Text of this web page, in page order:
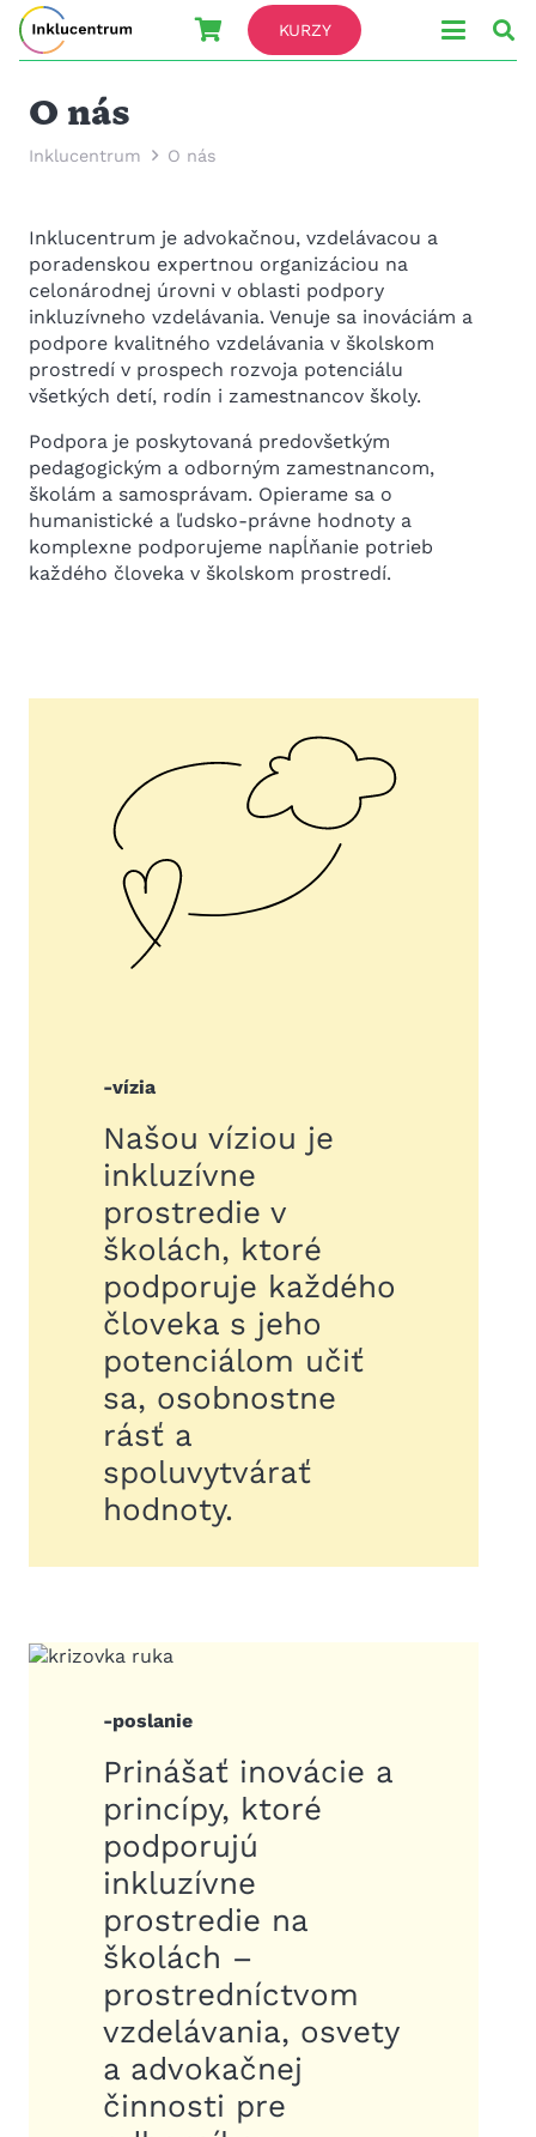
KURZY
O nás
Inklucentrum O nás
Inklucentrum je advokačnou, vzdelávacou a
poradenskou expertnou organizáciou na
celonárodnej úrovni v oblasti podpory
inkluzívneho vzdelávania. Venuje sa inováciám a
podpore kvalitného vzdelávania v školskom
prostredí v prospech rozvoja potenciálu
všetkých detí, rodín i zamestnancov školy.
Podpora je poskytovaná predovšetkým
pedagogickým a odborným zamestnancom,
školám a samosprávam. Opierame sa o
humanistické a ľudsko-právne hodnoty a
komplexne podporujeme napĺňanie potrieb
každého človeka v školskom prostredí.
-vízia
Našou víziou je
inkluzívne
prostredie v
školách, ktoré
podporuje každého
človeka s jeho
potenciálom učiť
sa, osobnostne
rásť a
spoluvytvárať
hodnoty.
-poslanie
Prinášať inovácie a
princípy, ktoré
podporujú
inkluzívne
prostredie na
školách –
prostredníctvom
vzdelávania, osvety
a advokačnej
činnosti pre